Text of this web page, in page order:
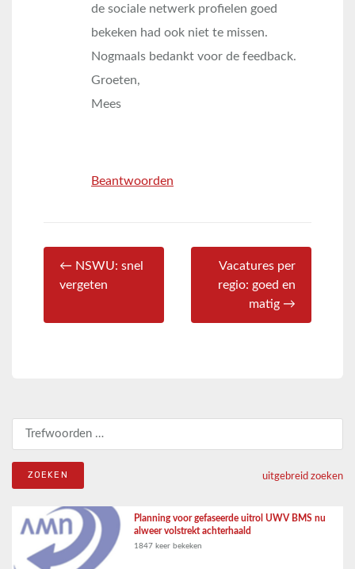
de sociale netwerk profielen goed
bekeken had ook niet te missen.
Nogmaals bedankt voor de feedback.
Groeten,
Mees
Beantwoorden
← NSWU: snel
vergeten
Vacatures per
regio: goed en
matig →
uitgebreid zoeken
Planning voor gefaseerde uitrol UWV BMS nu
alweer volstrekt achterhaald
1847 keer bekeken